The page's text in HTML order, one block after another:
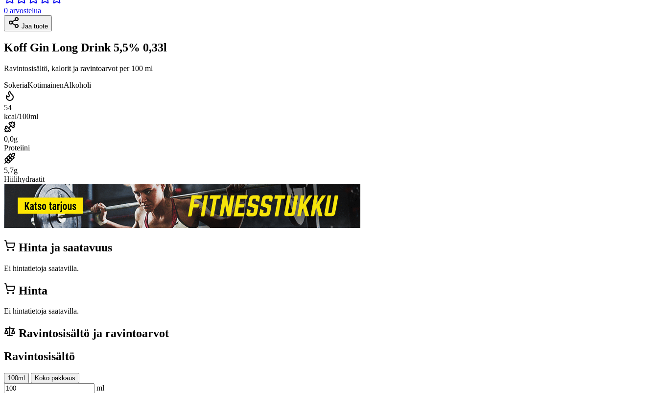
0 arvostelua
Jaa tuote
Koff Gin Long Drink 5,5% 0,33l
Ravintosisältö, kalorit ja ravintoarvot per 100 ml
SokeriaKotimainenAlkoholi
54
kcal/100ml
0,0g
Proteiini
5,7g
Hiilihydraatit
Hinta ja saatavuus
Ei hintatietoja saatavilla.
Hinta
Ei hintatietoja saatavilla.
Ravintosisältö ja ravintoarvot
Ravintosisältö
100ml Koko pakkaus
ml